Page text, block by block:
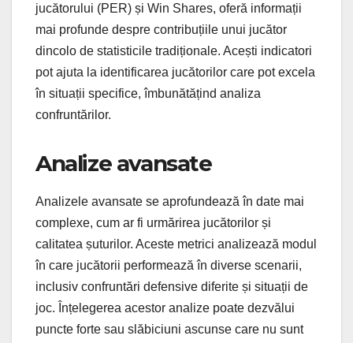
jucătorului (PER) și Win Shares, oferă informații
mai profunde despre contribuțiile unui jucător
dincolo de statisticile tradiționale. Acești indicatori
pot ajuta la identificarea jucătorilor care pot excela
în situații specifice, îmbunătățind analiza
confruntărilor.
Analize avansate
Analizele avansate se aprofundează în date mai
complexe, cum ar fi urmărirea jucătorilor și
calitatea șuturilor. Aceste metrici analizează modul
în care jucătorii performează în diverse scenarii,
inclusiv confruntări defensive diferite și situații de
joc. Înțelegerea acestor analize poate dezvălui
puncte forte sau slăbiciuni ascunse care nu sunt